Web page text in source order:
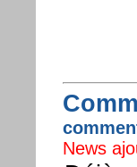
News